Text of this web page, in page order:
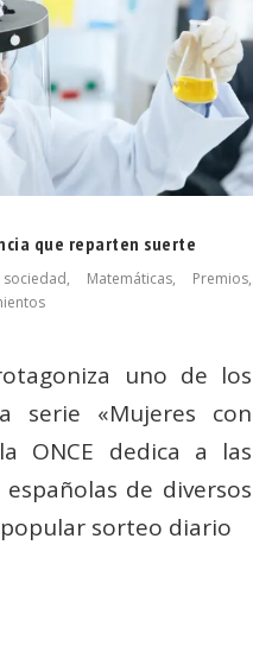
que reparten suerte
, Matemáticas, Premios,
uno de los
serie «Mujeres con
ONCE dedica a las
de diversos
sorteo diario